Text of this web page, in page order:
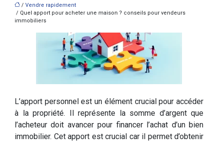
/ Vendre rapidement
/ Quel apport pour acheter une maison ? conseils pour vendeurs
immobiliers
L’apport personnel est un élément crucial pour accéder
à la propriété. Il représente la somme d’argent que
l’acheteur doit avancer pour financer l’achat d’un bien
immobilier. Cet apport est crucial car il permet d’obtenir